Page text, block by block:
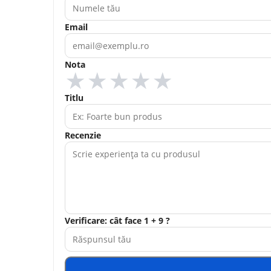
Email
Nota
★
★
★
★
★
Titlu
Recenzie
Verificare: cât face 1 + 9 ?